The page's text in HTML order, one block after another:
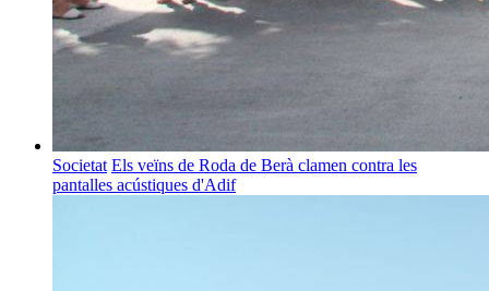
Societat Els veïns de Roda de Berà clamen contra les
pantalles acústiques d'Adif